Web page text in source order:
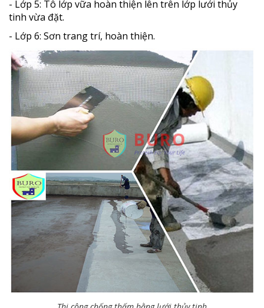
- Lớp 5: Tô lớp vữa hoàn thiện lên trên lớp lưới thủy
tinh vừa đặt.
- Lớp 6: Sơn trang trí, hoàn thiện.